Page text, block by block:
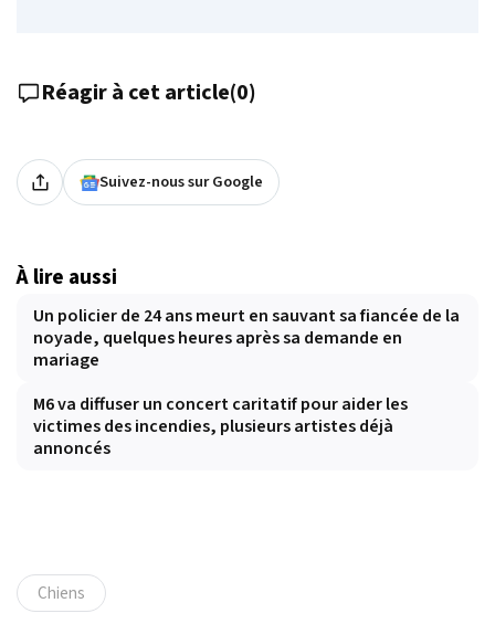
Réagir à cet article(0)
Suivez-nous sur Google
À lire aussi
Un policier de 24 ans meurt en sauvant sa fiancée de la
noyade, quelques heures après sa demande en
mariage
M6 va diffuser un concert caritatif pour aider les
victimes des incendies, plusieurs artistes déjà
annoncés
Chiens